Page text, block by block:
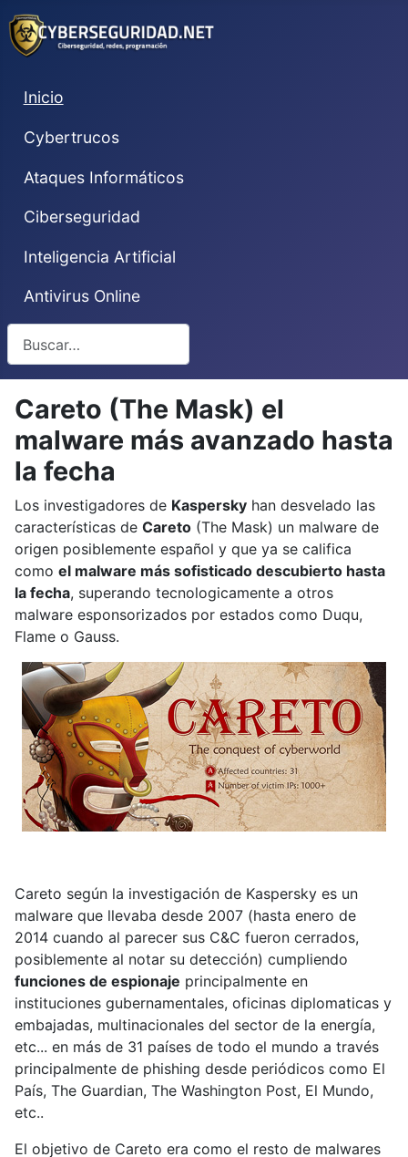
Inicio
Cybertrucos
Ataques Informáticos
Ciberseguridad
Inteligencia Artificial
Antivirus Online
Careto (The Mask) el
malware más avanzado hasta
la fecha
Los investigadores de Kaspersky han desvelado las
características de Careto (The Mask) un malware de
origen posiblemente español y que ya se califica
como el malware más sofisticado descubierto hasta
la fecha, superando tecnologicamente a otros
malware esponsorizados por estados como Duqu,
Flame o Gauss.
Careto según la investigación de Kaspersky es un
malware que llevaba desde 2007 (hasta enero de
2014 cuando al parecer sus C&C fueron cerrados,
posiblemente al notar su detección) cumpliendo
funciones de espionaje principalmente en
instituciones gubernamentales, oficinas diplomaticas y
embajadas, multinacionales del sector de la energía,
etc... en más de 31 países de todo el mundo a través
principalmente de phishing desde periódicos como El
País, The Guardian, The Washington Post, El Mundo,
etc..
El objetivo de Careto era como el resto de malwares